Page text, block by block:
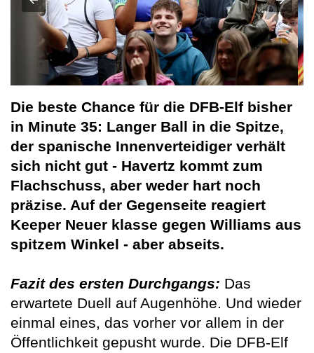
Die beste Chance für die DFB-Elf bisher
in Minute 35: Langer Ball in die Spitze,
der spanische Innenverteidiger verhält
sich nicht gut - Havertz kommt zum
Flachschuss, aber weder hart noch
präzise. Auf der Gegenseite reagiert
Keeper Neuer klasse gegen Williams aus
spitzem Winkel - aber abseits.
Fazit des ersten Durchgangs: Das
erwartete Duell auf Augenhöhe. Und wieder
einmal eines, das vorher vor allem in der
Öffentlichkeit gepusht wurde. Die DFB-Elf